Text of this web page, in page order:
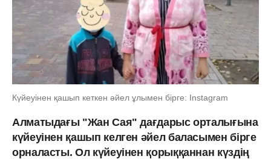
Күйеуінен қашып кеткен әйел ұлымен бірге: Instagram
Алматыдағы "Жан Сая" дағдарыс орталығына
күйеуінен қашып келген әйел баласымен бірге
орналасты. Ол күйеуінен қорыққаннан күздің